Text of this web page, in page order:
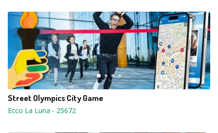
Street Olympics City Game
Ecco La Luna - 25672